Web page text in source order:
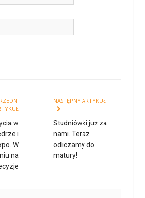
w
i
W
na
NASTĘPNY ARTYKUŁ
Studniówki już za
nami. Teraz
odliczamy do
matury!